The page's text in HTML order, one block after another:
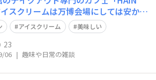
イスクリームは万博会場にしては安かっ
ーロでトッピング めちゃくちゃ美味
アイスクリーム 美味しい
23
06 | 趣味や日常の雑談